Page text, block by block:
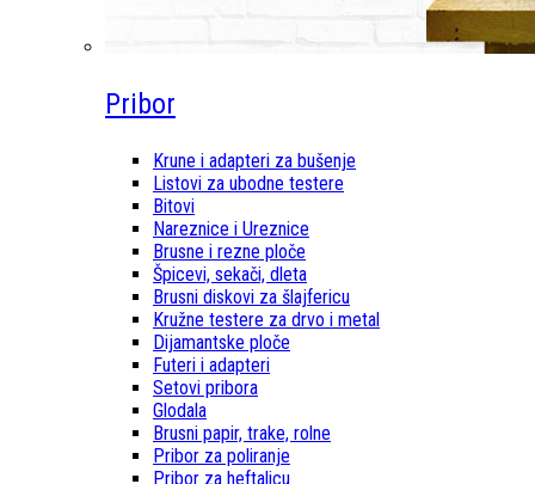
Pribor
Krune i adapteri za bušenje
Listovi za ubodne testere
Bitovi
Nareznice i Ureznice
Brusne i rezne ploče
Špicevi, sekači, dleta
Brusni diskovi za šlajfericu
Kružne testere za drvo i metal
Dijamantske ploče
Futeri i adapteri
Setovi pribora
Glodala
Brusni papir, trake, rolne
Pribor za poliranje
Pribor za heftalicu